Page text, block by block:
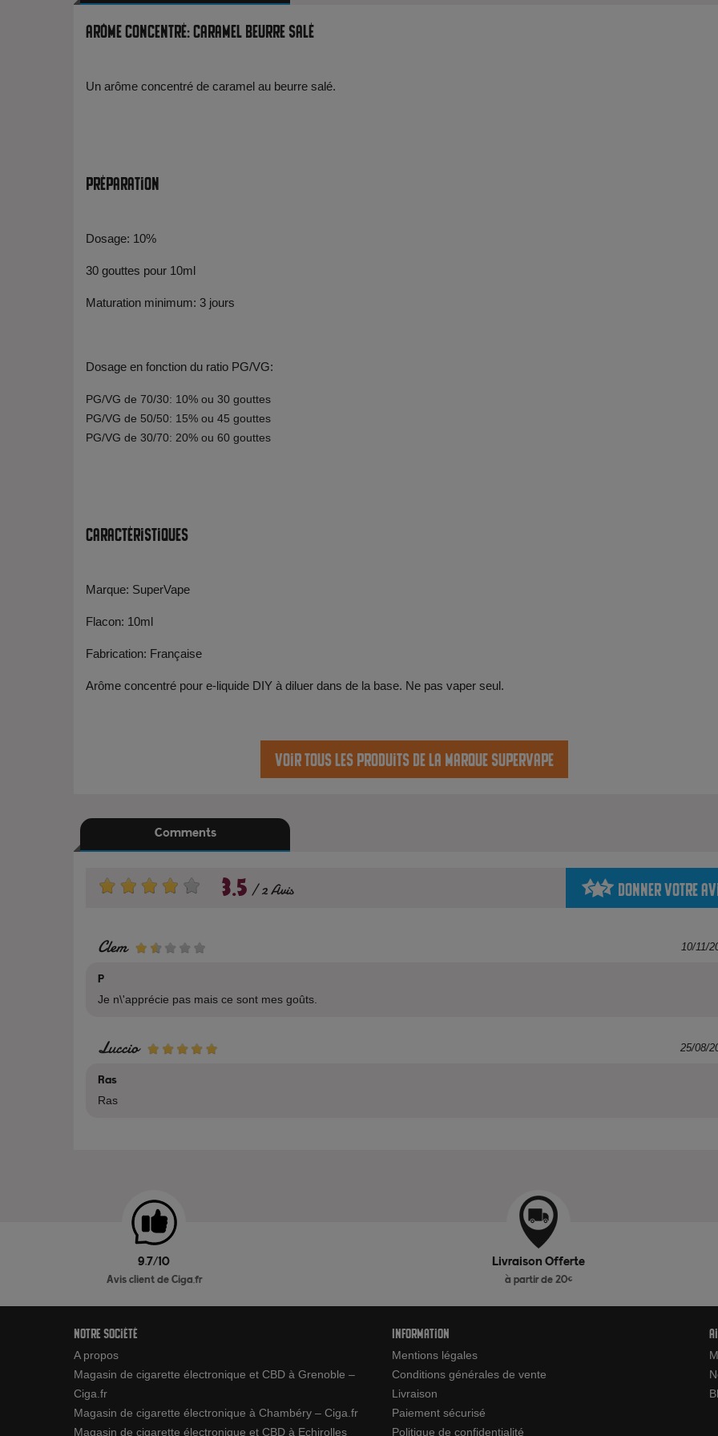
Arôme Concentré: Caramel Beurre Salé
Un arôme concentré de caramel au beurre salé.
Préparation
Dosage: 10%
30 gouttes pour 10ml
Maturation minimum: 3 jours
Dosage en fonction du ratio PG/VG:
PG/VG de 70/30: 10% ou 30 gouttes
PG/VG de 50/50: 15% ou 45 gouttes
PG/VG de 30/70: 20% ou 60 gouttes
Caractéristiques
Marque: SuperVape
Flacon: 10ml
Fabrication: Française
Arôme concentré pour e-liquide DIY à diluer dans de la base. Ne pas vaper seul.
Voir tous les produits de la marque SuperVape
Comments
3.5 2 Avis Donner votre
Clem 10/11/
P
Je n\'apprécie pas mais ce sont mes goûts.
Luccio 25/08/
Ras
Ras
9.7/10
Avis client de Ciga.fr
Livraison Offerte
à partir de 20€
Notre société
A propos
Magasin de cigarette électronique et CBD à Grenoble –
Ciga.fr
Magasin de cigarette électronique à Chambéry – Ciga.fr
Magasin de cigarette électronique et CBD à Echirolles
Information
Mentions légales
Conditions générales de vente
Livraison
Paiement sécurisé
Politique de confidentialité